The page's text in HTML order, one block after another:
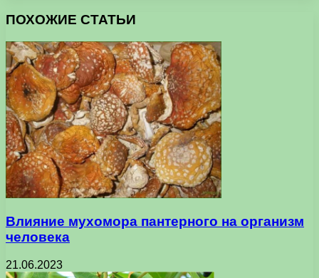
ПОХОЖИЕ СТАТЬИ
Влияние мухомора пантерного на организм
человека
21.06.2023